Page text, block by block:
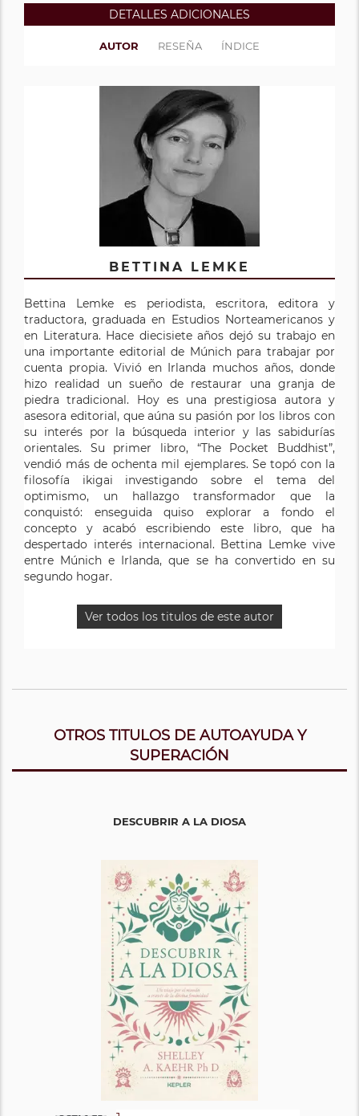
DETALLES ADICIONALES
AUTOR RESEÑA ÍNDICE
BETTINA LEMKE
Bettina Lemke es periodista, escritora, editora y
traductora, graduada en Estudios Norteamericanos y
en Literatura. Hace diecisiete años dejó su trabajo en
una importante editorial de Múnich para trabajar por
cuenta propia. Vivió en Irlanda muchos años, donde
hizo realidad un sueño de restaurar una granja de
piedra tradicional. Hoy es una prestigiosa autora y
asesora editorial, que aúna su pasión por los libros con
su interés por la búsqueda interior y las sabidurías
orientales. Su primer libro, “The Pocket Buddhist”,
vendió más de ochenta mil ejemplares. Se topó con la
filosofía ikigai investigando sobre el tema del
optimismo, un hallazgo transformador que la
conquistó: enseguida quiso explorar a fondo el
concepto y acabó escribiendo este libro, que ha
despertado interés internacional. Bettina Lemke vive
entre Múnich e Irlanda, que se ha convertido en su
segundo hogar.
Ver todos los titulos de este autor
OTROS TITULOS DE AUTOAYUDA Y
SUPERACIÓN
DESCUBRIR A LA DIOSA